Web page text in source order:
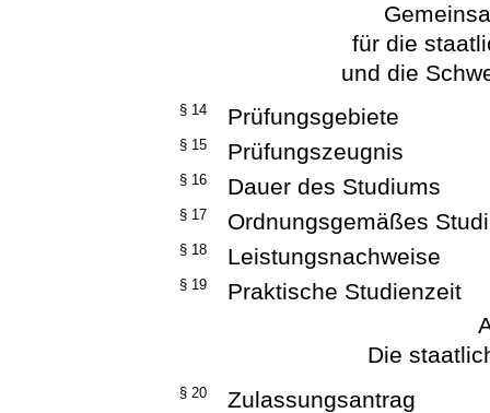
für die
und die
§ 14 Prüfungsgebiete
§ 15 Prüfungszeugnis
§ 16 Dauer des Studiums
§ 17 Ordnungsgemäßes
§ 18 Leistungsnachweise
§ 19
Praktische Studienzeit
Die
§ 20 Zulassungsantrag